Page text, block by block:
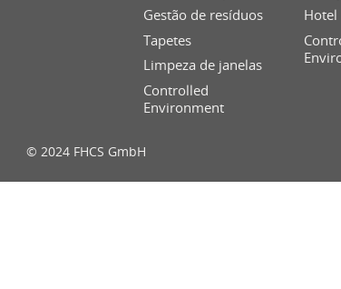
Gestão de resíduos
Tapetes
Limpeza de janelas
Controlled
Environment
Hotel
© 2024 FHCS GmbH